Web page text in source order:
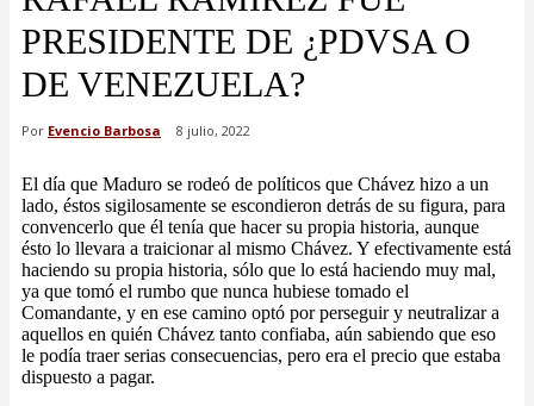
PRESIDENTE DE ¿PDVSA O
DE VENEZUELA?
Por Evencio Barbosa 8 julio, 2022
El día que Maduro se rodeó de políticos que Chávez hizo a un
lado, éstos sigilosamente se escondieron detrás de su figura, para
convencerlo que él tenía que hacer su propia historia, aunque
ésto lo llevara a traicionar al mismo Chávez. Y efectivamente está
haciendo su propia historia, sólo que lo está haciendo muy mal,
ya que tomó el rumbo que nunca hubiese tomado el
Comandante, y en ese camino optó por perseguir y neutralizar a
aquellos en quién Chávez tanto confiaba, aún sabiendo que eso
le podía traer serias consecuencias, pero era el precio que estaba
dispuesto a pagar.